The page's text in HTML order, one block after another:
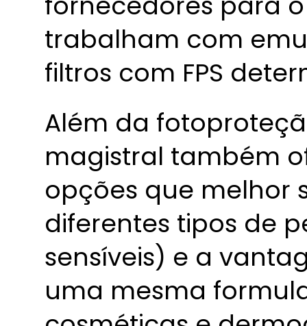
trabalham com
filtros com FPS
Além da
magistral também
opções que melhor
diferentes tipos de
sensíveis) e a
uma mesma